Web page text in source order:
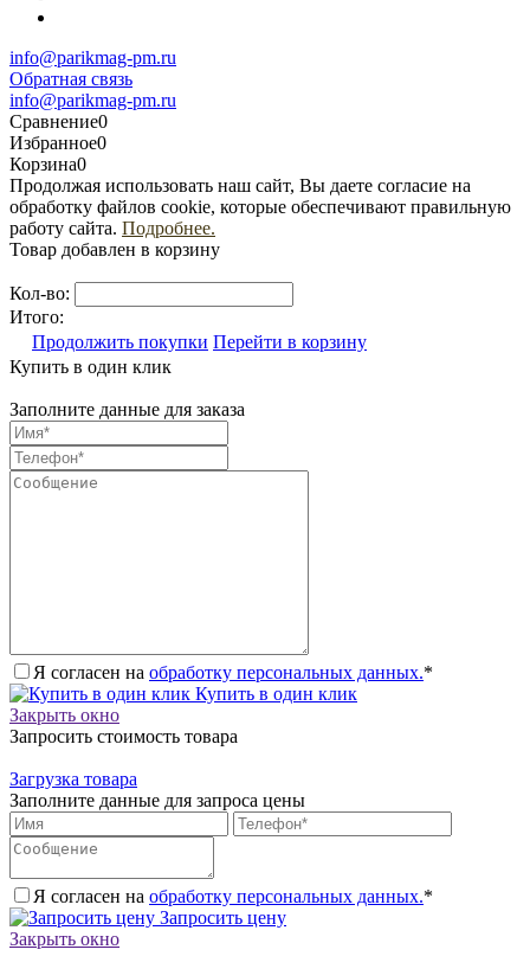
info@parikmag-pm.ru
Обратная связь
info@parikmag-pm.ru
Сравнение0
Избранное0
Корзина0
Продолжая использовать наш сайт, Вы даете согласие на
обработку файлов cookie, которые обеспечивают правильную
работу сайта. Подробнее.
Товар добавлен в корзину
Кол-во:
Итого:
Продолжить покупки Перейти в корзину
Купить в один клик
Заполните данные для заказа
Я согласен на обработку персональных данных.*
Купить в один клик
Закрыть окно
Запросить стоимость товара
Загрузка товара
Заполните данные для запроса цены
Я согласен на обработку персональных данных.*
Запросить цену
Закрыть окно